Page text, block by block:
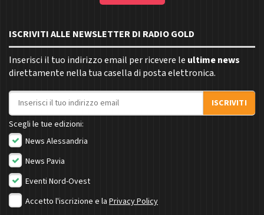
ISCRIVITI ALLE NEWSLETTER DI RADIO GOLD
Inserisci il tuo indirizzo email per ricevere le ultime news
direttamente nella tua casella di posta elettronica.
Indirizzo email
ISCRIVITI
Scegli le tue edizioni:
News Alessandria
News Pavia
Eventi Nord-Ovest
Accetto l'iscrizione e la Privacy Policy